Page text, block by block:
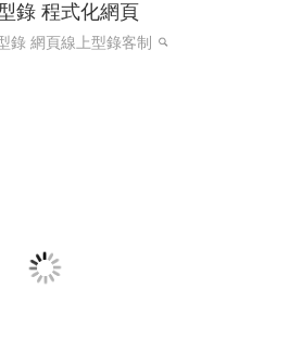
錄 程式化網頁
錄 網頁線上型錄客制